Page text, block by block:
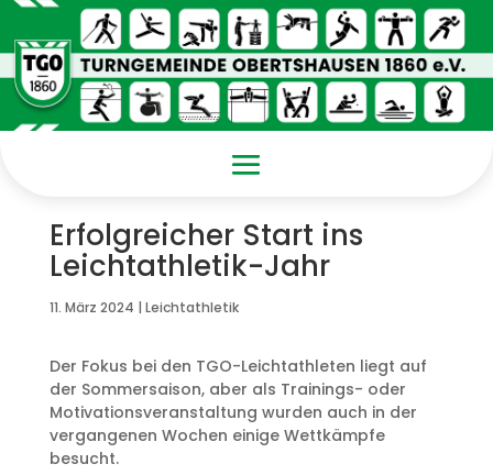
Erfolgreicher Start ins
Leichtathletik-Jahr
11. März 2024 | Leichtathletik
Der Fokus bei den TGO-Leichtathleten liegt auf
der Sommersaison, aber als Trainings- oder
Motivationsveranstaltung wurden auch in der
vergangenen Wochen einige Wettkämpfe
besucht.